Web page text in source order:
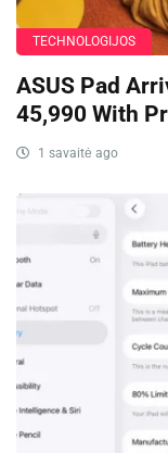
TECHNOLOGIJOS
ASUS Pad
45,990 With
1 savaitė ago